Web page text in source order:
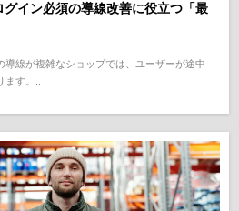
イン必須の導線改善に役立つ「最
導線が複雑なショップでは、ユーザーが途中
す。..